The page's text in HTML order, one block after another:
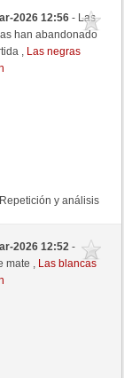
2026 12:56- Las
han abandonado
, Las negras
y análisis
2026 12:52-
mate , Las blancas